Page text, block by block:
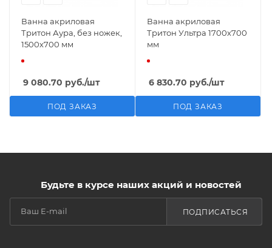
Ванна акриловая
Тритон Аура, без ножек,
1500х700 мм
9 080.70 руб./шт
ПОД ЗАКАЗ
Ванна акриловая
Тритон Ультра 1700х700
мм
6 830.70 руб./шт
ПОД ЗАКАЗ
Будьте в курсе наших акций и новостей
ПОДПИСАТЬСЯ